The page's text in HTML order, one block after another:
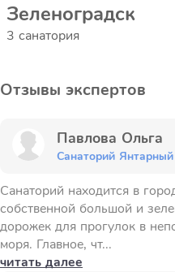
Зеленоградск
3 санатория
Отзывы экспертов
Павлова Ольга
Санаторий Янтарный
Санаторий находится в
собственной большой и
дорожек для прогулок в
моря. Главное, чт...
читать далее